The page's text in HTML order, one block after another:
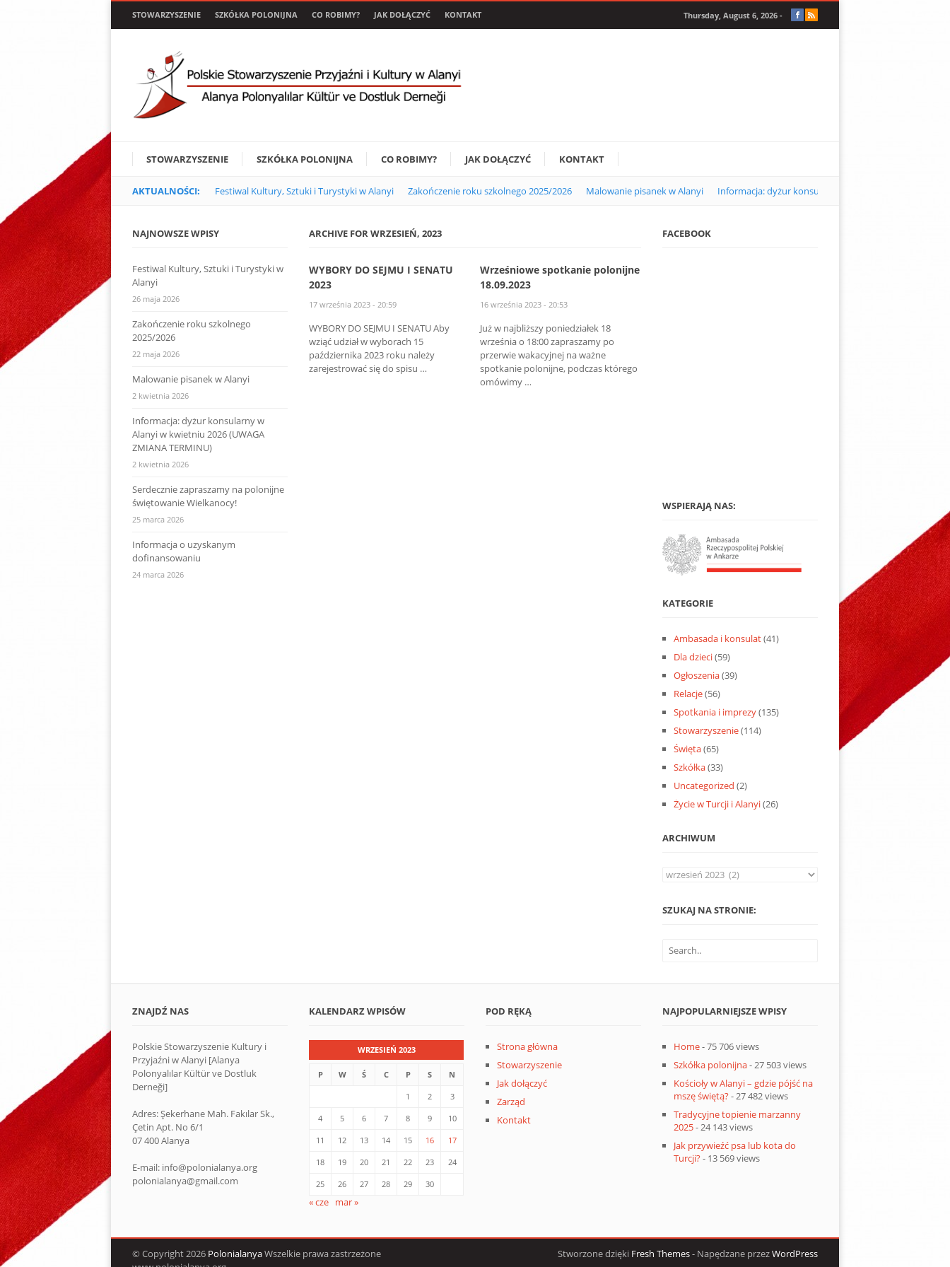
STOWARZYSZENIE SZKÓŁKA POLONIJNA CO ROBIMY? JAK DOŁĄCZYĆ KONTAKT Thursday, August 6, 2026 -
STOWARZYSZENIE SZKÓŁKA POLONIJNA CO ROBIMY? JAK DOŁĄCZYĆ KONTAKT
AKTUALNOŚCI: Festiwal Kultury, Sztuki i Turystyki w Alanyi Zakończenie roku szkolnego 2025/2026 Malowanie pisanek w Alanyi Informacja: dyżur konsularny w Alanyi w kwietniu 2026
ARCHIVE FOR WRZESIEŃ, 2023
WYBORY DO SEJMU I SENATU
2023
17 września 2023 - 20:59
WYBORY DO SEJMU I SENATU Aby
wziąć udział w wyborach 15
października 2023 roku należy
zarejestrować się do spisu …
Wrześniowe spotkanie polonijne
18.09.2023
16 września 2023 - 20:53
Już w najbliższy poniedziałek 18
września o 18:00 zapraszamy po
przerwie wakacyjnej na ważne
spotkanie polonijne, podczas którego
omówimy …
NAJNOWSZE WPISY
Festiwal Kultury, Sztuki i Turystyki w
Alanyi
26 maja 2026
Zakończenie roku szkolnego
2025/2026
22 maja 2026
Malowanie pisanek w Alanyi
2 kwietnia 2026
Informacja: dyżur konsularny w
Alanyi w kwietniu 2026 (UWAGA
ZMIANA TERMINU)
2 kwietnia 2026
Serdecznie zapraszamy na polonijne
świętowanie Wielkanocy!
25 marca 2026
Informacja o uzyskanym
dofinansowaniu
24 marca 2026
FACEBOOK
WSPIERAJĄ NAS:
KATEGORIE
Ambasada i konsulat(41)
Dla dzieci(59)
Ogłoszenia(39)
Relacje(56)
Spotkania i imprezy(135)
Stowarzyszenie(114)
Święta(65)
Szkółka(33)
Uncategorized (2)
Życie w Turcji i Alanyi(26)
ARCHIWUM
Archiwum
SZUKAJ NA STRONIE:
ZNAJDŹ NAS
Polskie Stowarzyszenie Kultury i
Przyjaźni w Alanyi [Alanya
Polonyalılar Kültür ve Dostluk
Derneği]
Adres: Şekerhane Mah. Fakılar Sk.,
Çetin Apt. No 6/1
07 400 Alanya
E-mail: info@polonialanya.org
polonialanya@gmail.com
KALENDARZ WPISÓW
WRZESIEŃ 2023
P W Ś C P S N
1 2 3
4 5 6 7 8 9 10
11 12 13 14 15 16 17
18 19 20 21 22 23 24
25 26 27 28 29 30
« cze mar »
POD RĘKĄ
Strona główna
Stowarzyszenie
Jak dołączyć
Zarząd
Kontakt
NAJPOPULARNIEJSZE WPISY
Home- 75 706 views
Szkółka polonijna- 27 503 views
Kościoły w Alanyi – gdzie pójść na
mszę świętą?- 27 482 views
Tradycyjne topienie marzanny
2025- 24 143 views
Jak przywieźć psa lub kota do
Turcji?- 13 569 views
© Copyright 2026 PolonialanyaWszelkie prawa zastrzeżone
Stworzone dzięki Fresh Themes- Napędzane przezWordPress